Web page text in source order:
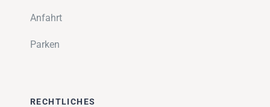
Anfahrt
Parken
RECHTLICHES